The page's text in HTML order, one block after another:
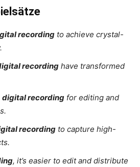
recording to achieve crystal-
recording have transformed
digital recording for editing and
recording to capture high-
, it’s easier to edit and distribute